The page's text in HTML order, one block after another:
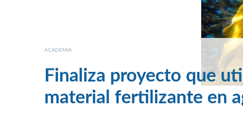
ACADEMIA
Finaliza proyecto que
material fertilizante en